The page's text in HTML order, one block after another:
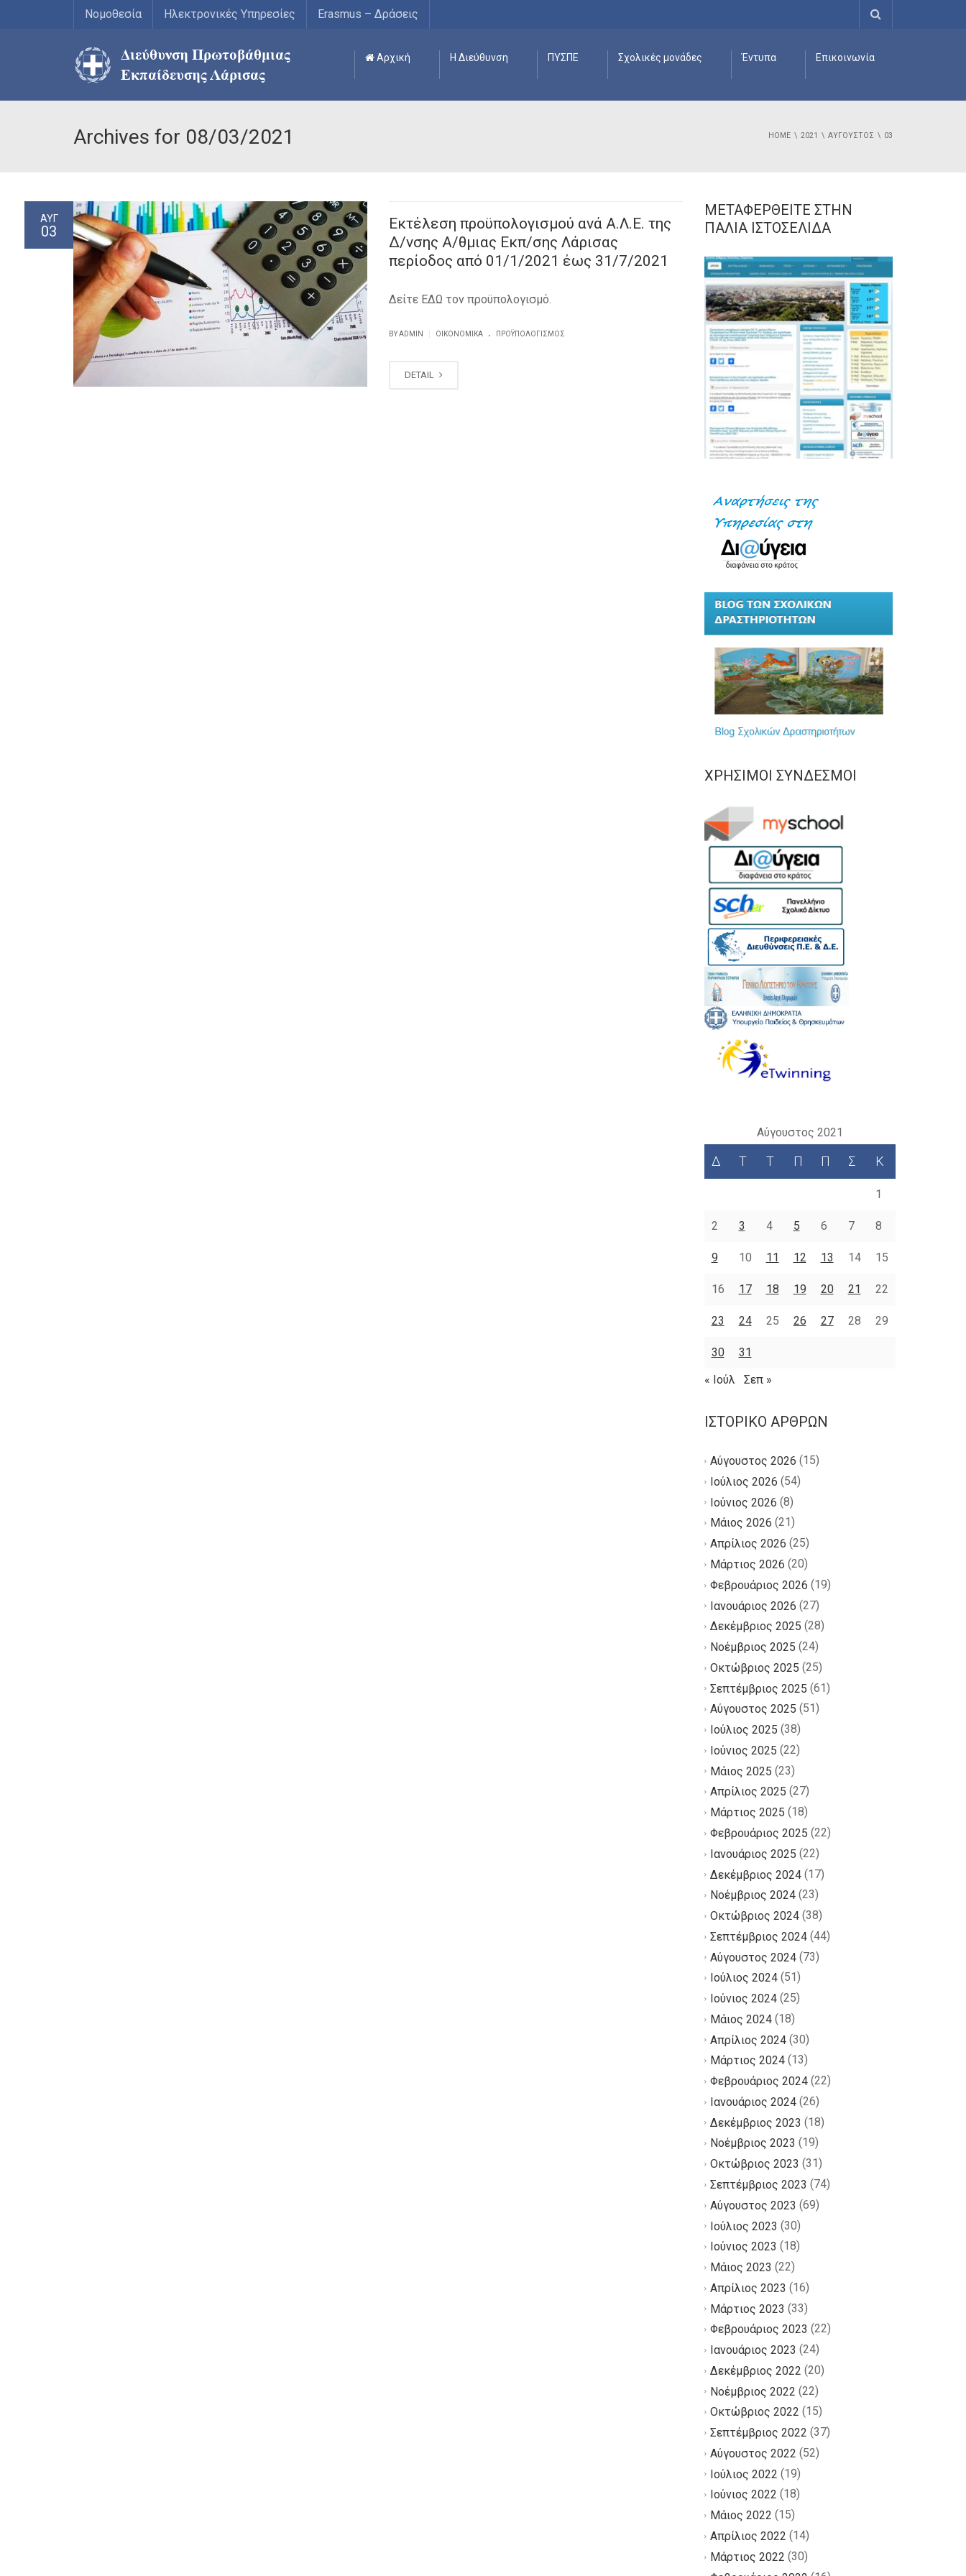
Νομοθεσία Ηλεκτρονικές Υπηρεσίες Erasmus – Δράσεις
Αρχική Η Διεύθυνση ΠΥΣΠΕ Σχολικές μονάδες Έντυπα Επικοινωνία
Archives for 08/03/2021 HOME 2021 ΑΎΓΟΥΣΤΟΣ 03
ΑΥΓ
03
Εκτέλεση προϋπολογισμού ανά Α.Λ.Ε. της
Δ/νσης A/θμιας Εκπ/σης Λάρισας
περίοδος από 01/1/2021 έως 31/7/2021
Δείτε ΕΔΩ τον προϋπολογισμό.
BY ADMIN ΟΙΚΟΝΟΜΙΚΆ . ΠΡΟΫΠΟΛΟΓΙΣΜΌΣ
DETAIL
ΜΕΤΑΦΕΡΘΕΊΤΕ ΣΤΗΝ
ΠΑΛΙΆ ΙΣΤΟΣΕΛΊΔΑ
ΧΡΉΣΙΜΟΙ ΣΎΝΔΕΣΜΟΙ
Αύγουστος 2021
Δ Τ Τ Π Π Σ Κ
1
2 3 4 5 6 7 8
9 10 11 12 13 14 15
16 17 18 19 20 21 22
23 24 25 26 27 28 29
30
31
« Ιούλ
Σεπ »
ΙΣΤΟΡΙΚΌ ΆΡΘΡΩΝ
Αύγουστος 2026 (15)
Ιούλιος 2026 (54)
Ιούνιος 2026 (8)
Μάιος 2026 (21)
Απρίλιος 2026 (25)
Μάρτιος 2026 (20)
Φεβρουάριος 2026 (19)
Ιανουάριος 2026 (27)
Δεκέμβριος 2025 (28)
Νοέμβριος 2025 (24)
Οκτώβριος 2025 (25)
Σεπτέμβριος 2025 (61)
Αύγουστος 2025 (51)
Ιούλιος 2025 (38)
Ιούνιος 2025 (22)
Μάιος 2025 (23)
Απρίλιος 2025 (27)
Μάρτιος 2025 (18)
Φεβρουάριος 2025 (22)
Ιανουάριος 2025 (22)
Δεκέμβριος 2024(17)
Νοέμβριος 2024(23)
Οκτώβριος 2024(38)
Σεπτέμβριος 2024(44)
Αύγουστος 2024(73)
Ιούλιος 2024(51)
Ιούνιος 2024(25)
Μάιος 2024(18)
Απρίλιος 2024(30)
Μάρτιος 2024(13)
Φεβρουάριος 2024(22)
Ιανουάριος 2024(26)
Δεκέμβριος 2023 (18)
Νοέμβριος 2023 (19)
Οκτώβριος 2023 (31)
Σεπτέμβριος 2023 (74)
Αύγουστος 2023 (69)
Ιούλιος 2023 (30)
Ιούνιος 2023 (18)
Μάιος 2023 (22)
Απρίλιος 2023 (16)
Μάρτιος 2023 (33)
Φεβρουάριος 2023 (22)
Ιανουάριος 2023 (24)
Δεκέμβριος 2022 (20)
Νοέμβριος 2022 (22)
Οκτώβριος 2022 (15)
Σεπτέμβριος 2022 (37)
Αύγουστος 2022 (52)
Ιούλιος 2022 (19)
Ιούνιος 2022 (18)
Μάιος 2022 (15)
Απρίλιος 2022 (14)
Μάρτιος 2022 (30)